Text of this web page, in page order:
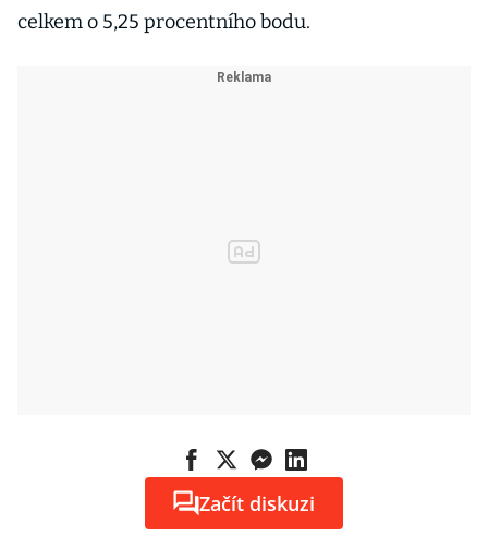
celkem o 5,25 procentního bodu.
Začít diskuzi